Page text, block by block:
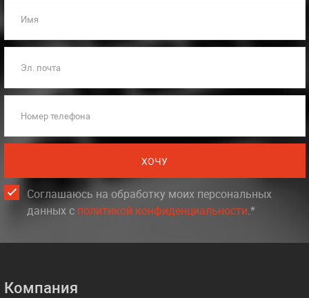
Имя
Эл. почта
Номер телефона
ХОЧУ
Соглашаюсь на обработку моих персональных
данных c политикой конфиденциальности.*
Компания